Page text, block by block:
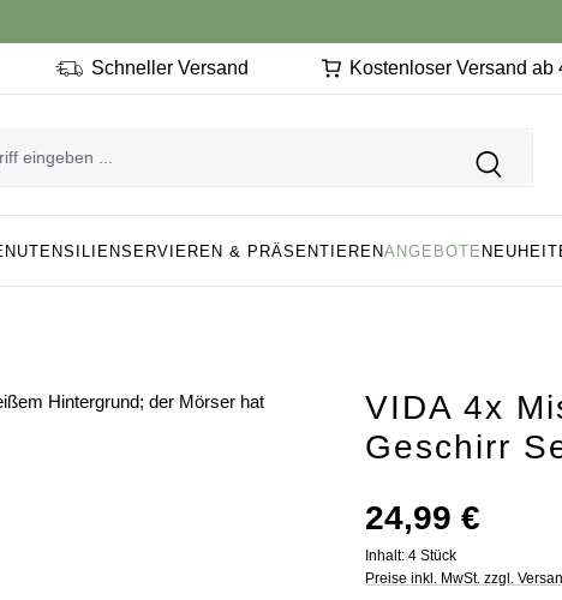
Schneller Versand Kostenloser Versand ab
SERVIEREN & PRÄSENTIERENANGEBOTE
VIDA 4x
Geschirr
Regulärer Preis:
24,99 €
Inhalt: 4 Stück
Preise inkl. MwSt. zzgl.